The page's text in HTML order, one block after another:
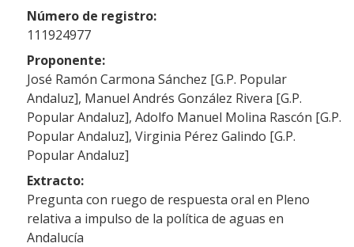
Número de registro:
111924977
Proponente:
José Ramón Carmona Sánchez [G.P. Popular
Andaluz], Manuel Andrés González Rivera [G.P.
Popular Andaluz], Adolfo Manuel Molina Rascón [G.P.
Popular Andaluz], Virginia Pérez Galindo [G.P.
Popular Andaluz]
Extracto:
Pregunta con ruego de respuesta oral en Pleno
relativa a impulso de la política de aguas en
Andalucía